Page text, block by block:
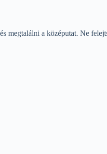
megtalálni a középutat. Ne